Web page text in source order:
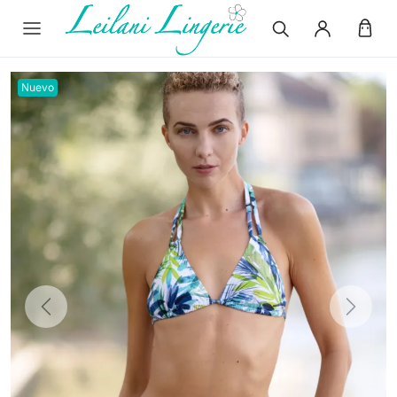
Nuevo
Previous Next